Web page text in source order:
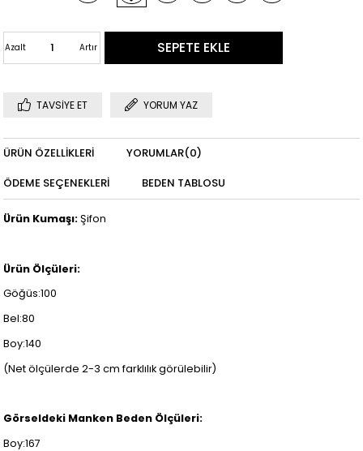
Artır
Azalt
TAVSIYE ET YORUM YAZ
ÜRÜN ÖZELLIKLERI YORUMLAR(0)
ÖDEME SEÇENEKLERI
BEDEN TABLOSU
Ürün Kumaşı:Şifon
Ürün Ölçüleri:
Göğüs:100
Bel:80
Boy:140
(Net ölçülerde 2-3 cm farklılık görülebilir)
Görseldeki Manken Beden Ölçüleri:
Boy:167